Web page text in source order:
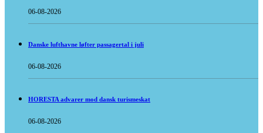
06-08-2026
Danske lufthavne løfter passagertal i juli
06-08-2026
HORESTA advarer mod dansk turismeskat
06-08-2026